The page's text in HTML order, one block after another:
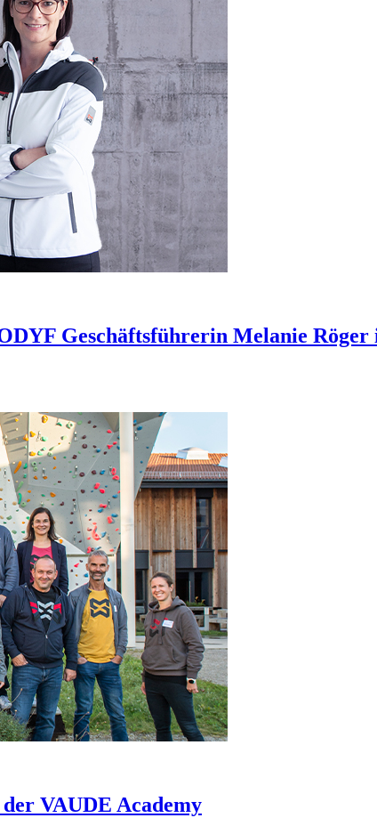
Geschäftsführerin Melanie
VAUDE Academy